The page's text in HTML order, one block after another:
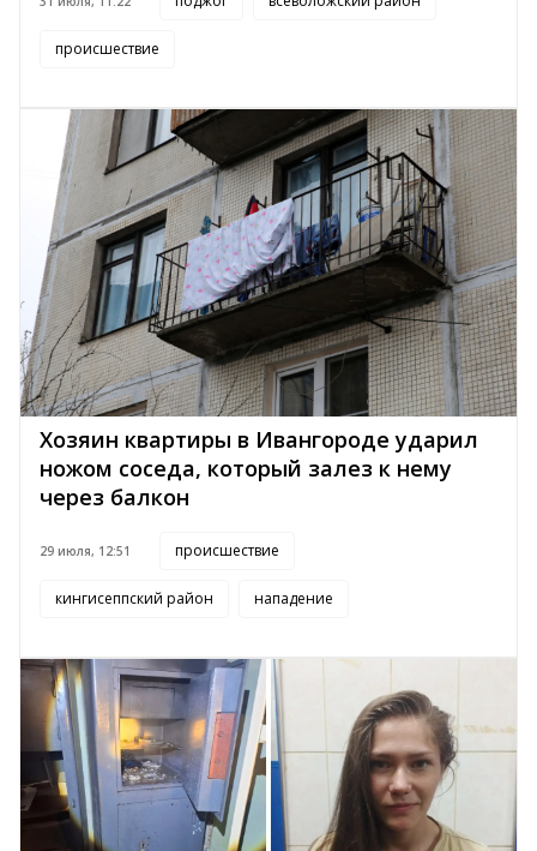
происшествие
Хозяин квартиры в Ивангороде ударил
ножом соседа, который залез к нему
через балкон
29 июля, 12:51 происшествие
кингисеппский район нападение